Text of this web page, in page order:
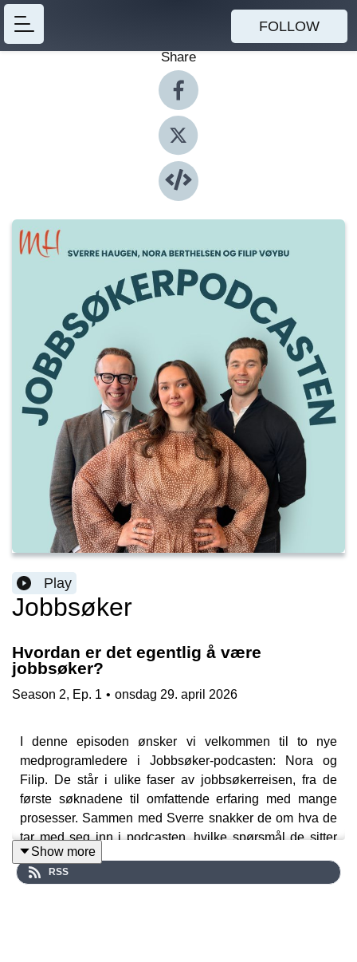
FOLLOW
Share
Play
Jobbsøker
Hvordan er det egentlig å være
jobbsøker?
Season 2, Ep. 1 • onsdag 29. april 2026
I denne episoden ønsker vi velkommen til to nye
medprogramledere i Jobbsøker-podcasten: Nora og
Filip. De står i ulike faser av jobbsøkerreisen, fra de
første søknadene til omfattende erfaring med mange
prosesser. Sammen med Sverre snakker de om hva de
tar med seg inn i podcasten, hvilke spørsmål de sitter
med, og hva de ønsker å lære mer om. Episoden gir et
ærlig innblikk i hvordan det oppleves å være jobbsøker i
Show more
RSS